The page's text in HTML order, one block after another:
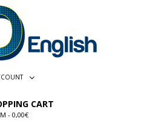
CART
- 0,00€